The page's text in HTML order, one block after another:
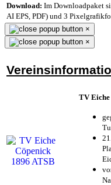
Download: Im Downloadpaket
AI EPS, PDF) und 3
×
×
TV Eiche